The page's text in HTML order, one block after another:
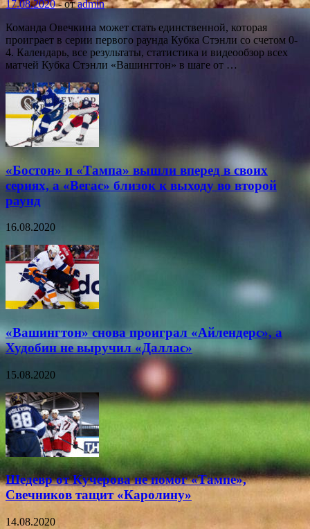
17.08.2020-отadmin
Команда Овечкина может стать единственной, которая
проиграет в серии первого раунда Кубка Стэнли со счетом 0-
4. Календарь, все результаты, статистика и видеообзор всех
матчей Кубка Стэнли «Вашингтон» в шаге от …
«Бостон» и «Тампа» вышли вперед в своих
сериях, а «Вегас» близок к выходу во второй
раунд
16.08.2020
«Вашингтон» снова проиграл «Айлендерс», а
Худобин не выручил «Даллас»
15.08.2020
Шедевр от Кучерова не помог «Тампе»,
Свечников тащит «Каролину»
14.08.2020